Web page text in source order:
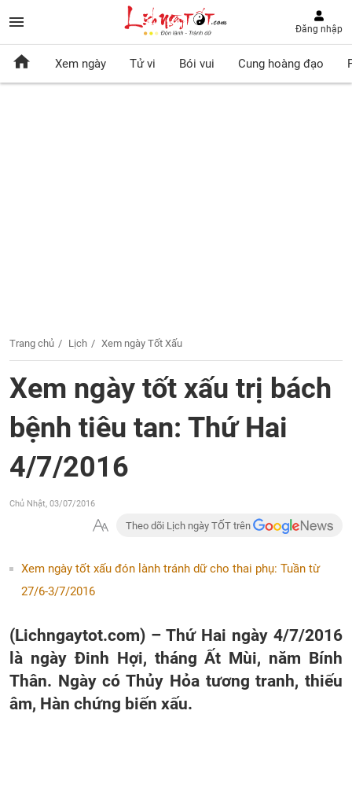
Đăng nhập
Xem ngày Tử vi Bói vui Cung hoàng đạo
Trang chủ Lịch Xem ngày Tốt Xấu
Xem ngày tốt xấu trị bách
bệnh tiêu tan: Thứ Hai
4/7/2016
Chủ Nhật, 03/07/2016
Theo dõi Lịch ngày TỐT trên
Xem ngày tốt xấu đón lành tránh dữ cho thai phụ: Tuần từ
27/6-3/7/2016
(Lichngaytot.com) – Thứ Hai ngày 4/7/2016
là ngày Đinh Hợi, tháng Ất Mùi, năm Bính
Thân. Ngày có Thủy Hỏa tương tranh, thiếu
âm, Hàn chứng biến xấu.